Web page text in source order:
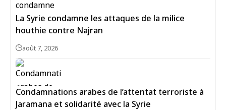
La Syrie condamne les attaques de la milice
houthie contre Najran
août 7, 2026
Condamnations arabes de l’attentat terroriste à
Jaramana et solidarité avec la Syrie